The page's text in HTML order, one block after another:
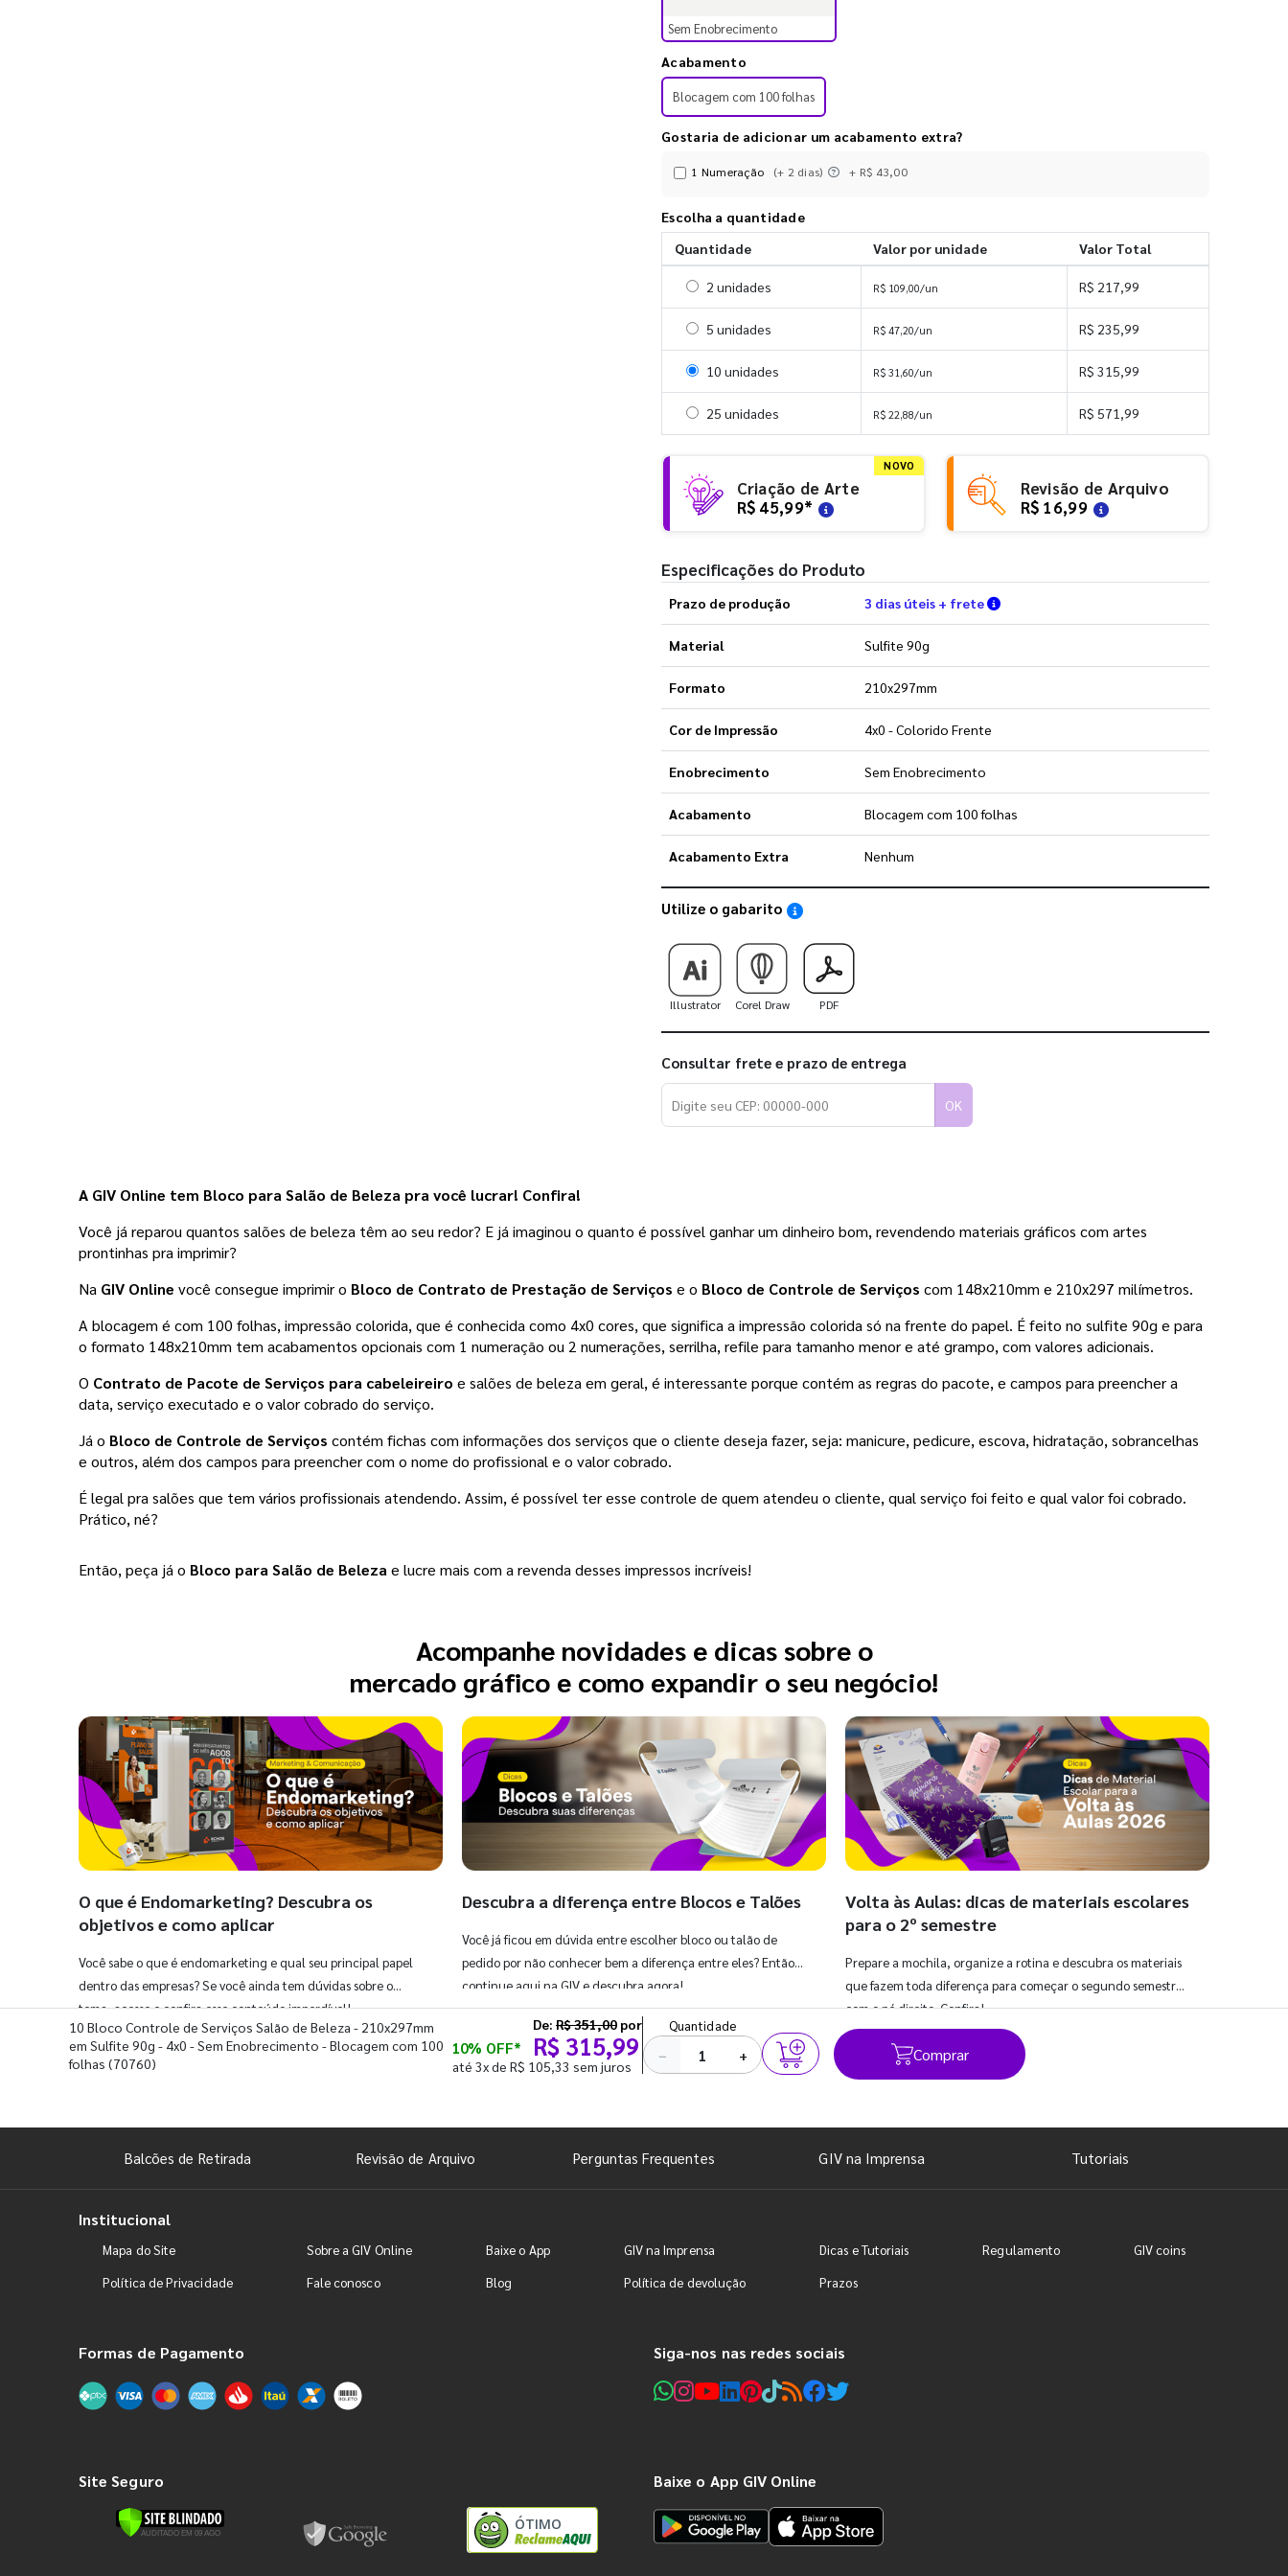
Sem Enobrecimento
Acabamento
Blocagem com 100 folhas
Gostaria de adicionar um acabamento extra?
1 Numeração (+ 2 dias) + R$ 43,00
Escolha a quantidade
Quantidade
Valor por unidade Valor Total
Selecionar 2 unidades
2 unidades R$ 109,00/un R$ 217,99
Selecionar 5 unidades
5 unidades R$ 47,20/un R$ 235,99
Selecionar 10 unidades
10 unidades R$ 31,60/un R$ 315,99
Selecionar 25 unidades
25 unidades R$ 22,88/un R$ 571,99
NOVO
Criação de Arte
R$ 45,99*
Revisão de Arquivo
R$ 16,99
Especificações do Produto
Prazo de produção 3 dias úteis + frete Verifique as condições de entrega
Material Sulfite 90g
Formato 210x297mm
Cor de Impressão 4x0 - Colorido Frente
Enobrecimento Sem Enobrecimento
Acabamento Blocagem com 100 folhas
Acabamento Extra Nenhum
Utilize o gabarito Saiba como utilizar os nossos gabaritos
Illustrator Corel Draw PDF
Consultar frete e prazo de entrega
OK
A GIV Online tem Bloco para Salão de Beleza pra você lucrar! Confira!
Você já reparou quantos salões de beleza têm ao seu redor? E já imaginou o quanto é possível ganhar um dinheiro bom, revendendo materiais gráficos com artes
prontinhas pra imprimir?
Na GIV Online você consegue imprimir o Bloco de Contrato de Prestação de Serviços e o Bloco de Controle de Serviços com 148x210mm e 210x297 milímetros.
A blocagem é com 100 folhas, impressão colorida, que é conhecida como 4x0 cores, que significa a impressão colorida só na frente do papel. É feito no sulfite 90g e para
o formato 148x210mm tem acabamentos opcionais com 1 numeração ou 2 numerações, serrilha, refile para tamanho menor e até grampo, com valores adicionais.
O Contrato de Pacote de Serviços para cabeleireiro e salões de beleza em geral, é interessante porque contém as regras do pacote, e campos para preencher a
data, serviço executado e o valor cobrado do serviço.
Já o Bloco de Controle de Serviços contém fichas com informações dos serviços que o cliente deseja fazer, seja: manicure, pedicure, escova, hidratação, sobrancelhas
e outros, além dos campos para preencher com o nome do profissional e o valor cobrado.
É legal pra salões que tem vários profissionais atendendo. Assim, é possível ter esse controle de quem atendeu o cliente, qual serviço foi feito e qual valor foi cobrado.
Prático, né?
Então, peça já o Bloco para Salão de Beleza e lucre mais com a revenda desses impressos incríveis!
Acompanhe novidades e dicas sobre o
mercado gráfico e como expandir o seu negócio!
O que é Endomarketing? Descubra os
objetivos e como aplicar
Você sabe o que é endomarketing e qual seu principal papel
dentro das empresas? Se você ainda tem dúvidas sobre o
tema, acesse e confira esse conteúdo imperdível!
Descubra a diferença entre Blocos e Talões
Você já ficou em dúvida entre escolher bloco ou talão de
pedido por não conhecer bem a diferença entre eles? Então,
continue aqui na GIV e descubra agora!
Volta às Aulas: dicas de materiais escolares
para o 2º semestre
Prepare a mochila, organize a rotina e descubra os materiais
que fazem toda diferença para começar o segundo semestre
com o pé direito. Confira!
10 Bloco Controle de Serviços Salão de Beleza - 210x297mm
em Sulfite 90g - 4x0 - Sem Enobrecimento - Blocagem com 100
folhas (70760)
10% OFF*
De: R$ 351,00 por
R$ 315,99
até 3x de R$ 105,33 sem juros
Quantidade
− + Comprar
Balcões de Retirada Revisão de Arquivo Perguntas Frequentes GIV na Imprensa Tutoriais
Institucional
Mapa do Site Sobre a GIV Online Baixe o App GIV na Imprensa Dicas e Tutoriais Regulamento
GIV coins
Política de Privacidade
Fale conosco Blog Política de devolução Prazos
Formas de Pagamento Siga-nos nas redes sociais
Site Seguro
ÓTIMO
Baixe o App GIV Online